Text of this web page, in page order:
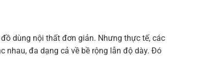
dùng nội thất đơn giản. Nhưng thực tế, các
nhau, đa dạng cả về bề rộng lẫn độ dày. Đó